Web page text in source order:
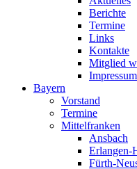
Berichte
Termine
Links
Kontakte
Mitglied
Impressum
Bayern
Vorstand
Termine
Mittelfranken
Ansbach
Erlangen-
Fürth-